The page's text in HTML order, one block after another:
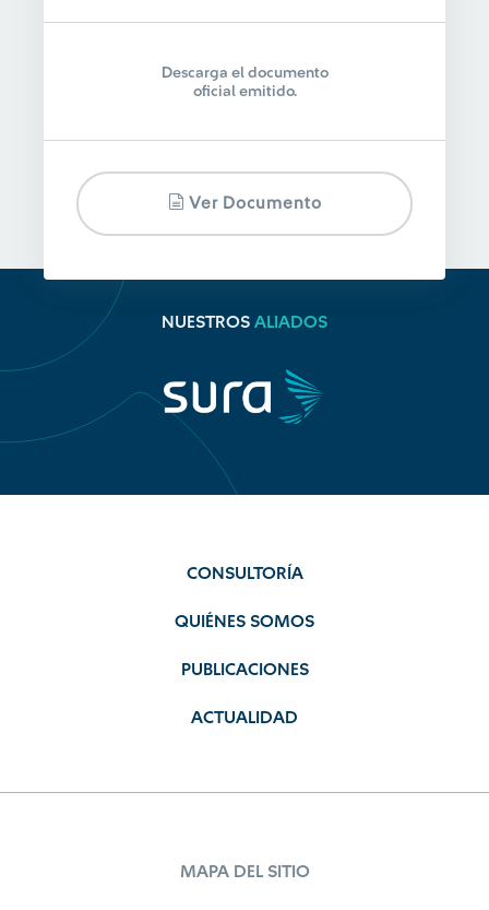
Descarga el documento
oficial emitido.
Ver Documento
NUESTROS ALIADOS
CONSULTORÍA
QUIÉNES SOMOS
PUBLICACIONES
ACTUALIDAD
MAPA DEL SITIO